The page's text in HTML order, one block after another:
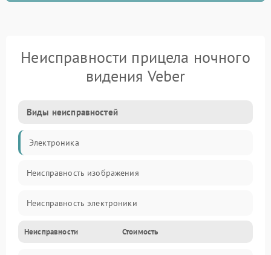
Неисправности прицела ночного
видения Veber
Виды неисправностей
Электроника
Неисправность изображения
Неисправность электроники
Механические повреждения
Неисправности Стоимость